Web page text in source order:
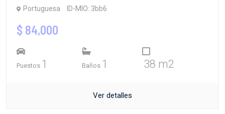
Portuguesa ID-MIO: 3bb6
$ 84,000
Puestos 1 Baños 1 38 m2
Ver detalles